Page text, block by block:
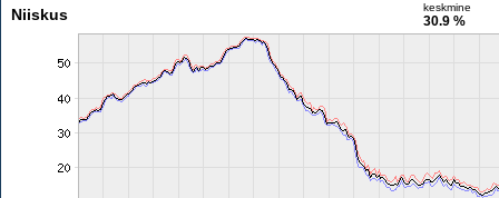
Niiskus keskmine
30.9 %